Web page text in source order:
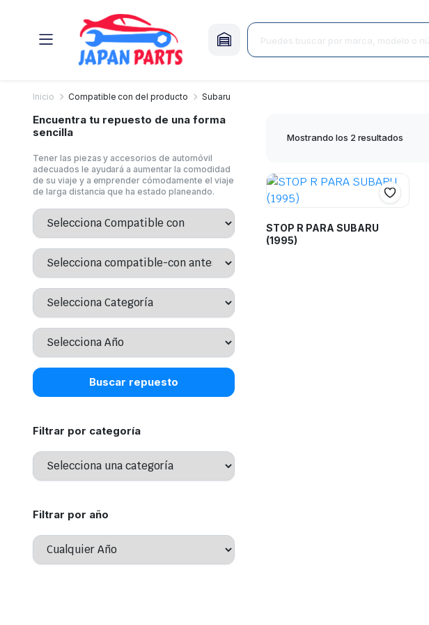
Inicio Compatible con del producto Subaru
Mostrando los 2 resultados
STOP R PARA SUBARU
(1995)
Encuentra tu repuesto de una forma
sencilla
Tener las piezas y accesorios de automóvil
adecuados le ayudará a aumentar la comodidad
de su viaje y a emprender cómodamente el viaje
de larga distancia que ha estado planeando.
Buscar repuesto
Filtrar por categoría
Filtrar por año